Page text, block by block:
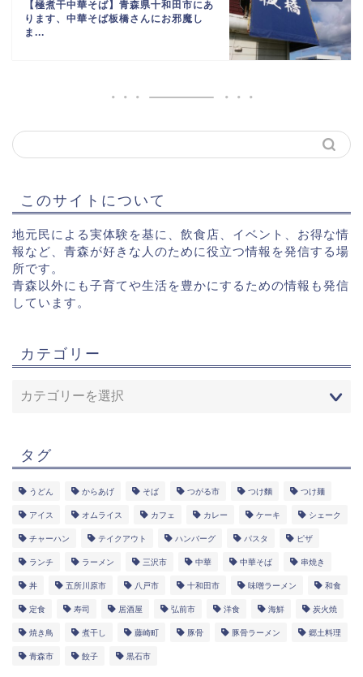
【極煮干中華そば】青森県十和田市にあ
ります、中華そば板橋さんにお邪魔し
ま...
このサイトについて
地元民による実体験を基に、飲食店、イベント、お得な情
報など、青森が好きな人のために役立つ情報を発信する場
所です。
青森以外にも子育てや生活を豊かにするための情報も発信
しています。
カテゴリー
タグ
うどん からあげ そば つがる市 つけ麵 つけ麺
アイス オムライス カフェ カレー ケーキ シェーク
チャーハン テイクアウト ハンバーグ パスタ ピザ
ランチ ラーメン 三沢市 中華 中華そば 串焼き
丼 五所川原市 八戸市 十和田市 味噌ラーメン 和食
定食 寿司 居酒屋 弘前市 洋食 海鮮 炭火焼
焼き鳥 煮干し 藤崎町 豚骨 豚骨ラーメン 郷土料理
青森市 餃子 黒石市